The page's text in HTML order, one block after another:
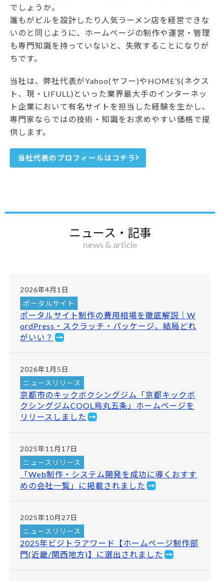
でしょうか。
誰もがビルを設計したり人気ラーメン店を経営できな
いのと同じように、ホームページの制作や運営・管理
も専門知識を持っていないと、失敗することになりが
ちです。
当社は、弊社代表がYahoo(ヤフー)やHOME’S(ネクス
ト、現・LIFULL)といった業界最大手のインターネッ
ト企業において有名サイトを担当した経験を生かし、
専門家ならではの技術・知識をお求めやすい価格で提
供します。
当社代表のプロフィールはコチラ
ニュース・記事
news & article
2026年4月1日
ポータルサイト
ポータルサイト制作の費用相場を徹底解説｜W
ordPress・スクラッチ・パッケージ、結局どれ
がいい？
2026年1月5日
ニュースリリース
京都市のキックボクシングジム「京都キックボ
クシングジムCOOL烏丸五条」ホームページを
リリースしました
2025年11月17日
ニュースリリース
「Web制作・システム開発を成功に導くおすす
めの会社一覧」に掲載されました
2025年10月27日
ニュースリリース
2025年ビジトラアワード【ホームページ制作部
門(近畿/関西地方)】に選出されました